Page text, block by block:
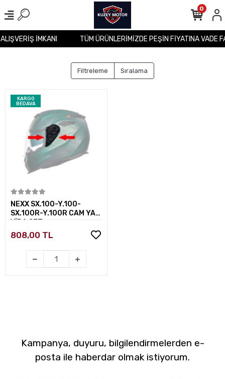
İMKANI TÜM ÜRÜNLERİMİZDE PEŞİN FİYATINA VADE
0
Filtreleme Sıralama
KARGO
BEDAVA
Sepete Ekle
NEXX SX.100-Y.100-
SX.100R-Y.100R CAM YAN
VİDA SET
808,00 TL
Kampanya, duyuru, bilgilendirmelerden e-
posta ile haberdar olmak istiyorum.